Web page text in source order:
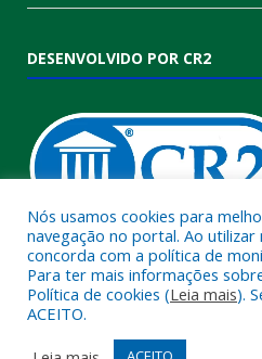
DESENVOLVIDO POR CR2
Muito mais quecriar siteou
Realizamos umaassessoria
contrato que todas as exigências
serão atendidas.
Nós usamos cookies para
navegação no portal. Ao
concorda com a política de
Para ter mais informações
Política de cookies (Leia mais).
ACEITO.